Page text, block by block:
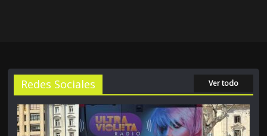
Redes Sociales Ver todo